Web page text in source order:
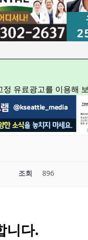
유료광고를 이용해
조회 896
니다.